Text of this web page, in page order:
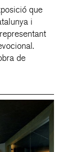
que
i
de